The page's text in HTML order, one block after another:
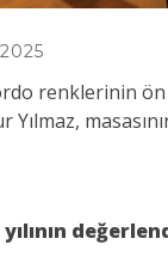
renklerinin
Yılmaz,